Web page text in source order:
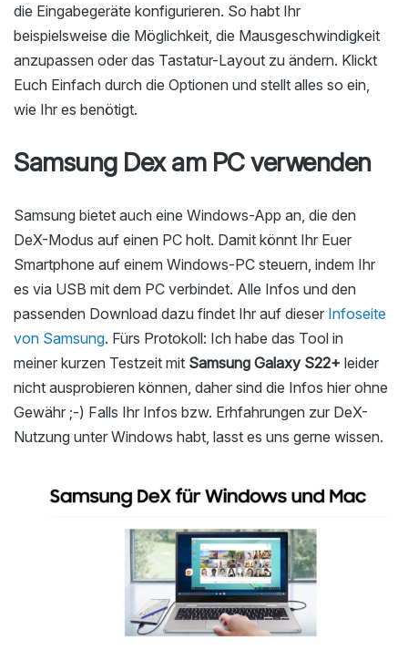
die Eingabegeräte konfigurieren. So habt Ihr
beispielsweise die Möglichkeit, die Mausgeschwindigkeit
anzupassen oder das Tastatur-Layout zu ändern. Klickt
Euch Einfach durch die Optionen und stellt alles so ein,
wie Ihr es benötigt.
Samsung Dex am PC verwenden
Samsung bietet auch eine Windows-App an, die den
DeX-Modus auf einen PC holt. Damit könnt Ihr Euer
Smartphone auf einem Windows-PC steuern, indem Ihr
es via USB mit dem PC verbindet. Alle Infos und den
passenden Download dazu findet Ihr auf dieser Infoseite
von Samsung. Fürs Protokoll: Ich habe das Tool in
meiner kurzen Testzeit mit Samsung Galaxy S22+ leider
nicht ausprobieren können, daher sind die Infos hier ohne
Gewähr ;-) Falls Ihr Infos bzw. Erhfahrungen zur DeX-
Nutzung unter Windows habt, lasst es uns gerne wissen.